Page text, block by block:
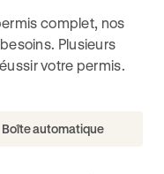
complet, nos
Plusieurs
votre permis.
Boîte automatique